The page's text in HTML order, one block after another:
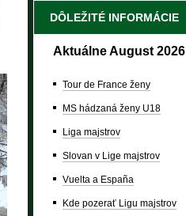
DÔLEŽITÉ INFORMÁCIE
Aktuálne August 2026
Tour de France ženy
MS hádzaná ženy U18
Liga majstrov
Slovan v Lige majstrov
Vuelta a España
Kde pozerať Ligu majstrov